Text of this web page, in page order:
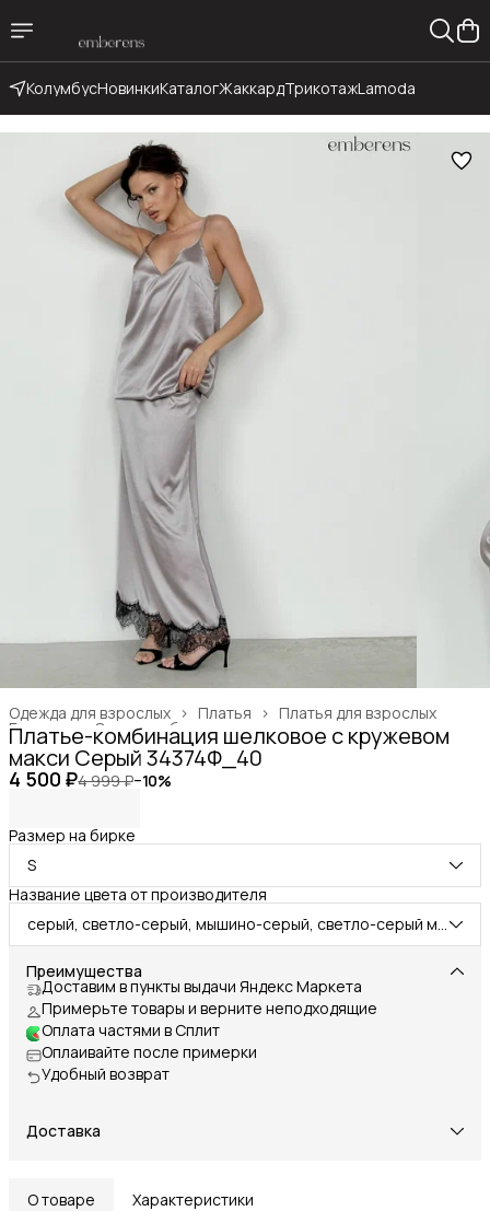
КолумбусНовинкиКаталогЖаккардТрикотажLamoda
Платья для взрослых
Платья ›
Одежда для взрослых ›
Одежда, обувь и аксессуары ›
Главная ›
Платье-комбинация шелковое с кружевом
макси Серый 34374Ф_40
4 500 ₽4 999 ₽−10%
Размер на бирке
S
Название цвета от производителя
Преимущества
Доставим в пункты выдачи Яндекс Маркета
Примерьте товары и верните неподходящие
Оплата частями в Сплит
Оплаивайте после примерки
Удобный возврат
Доставка
О товаре Характеристики